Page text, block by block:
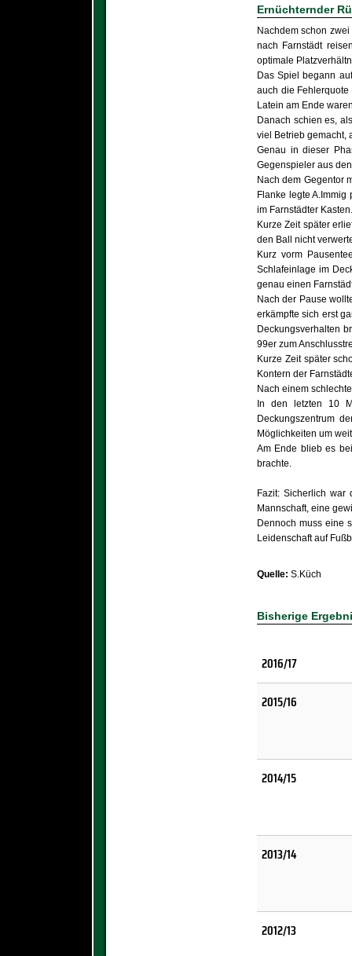
Ernüchternder
Nachdem schon
nach Farnstädt
optimale
Das Spiel begann
auch die
Latein am Ende
Danach schien es,
viel Betrieb gemacht,
Genau in dieser
Gegenspieler aus
Nach dem Gegentor
Flanke legte
im Farnstädter Kasten.
Kurze Zeit später
den Ball nicht
Kurz vorm
Schlafeinlage im
genau einen
Nach der Pause
erkämpfte sich erst
Deckungsverhalten
99er zum
Kurze Zeit später
Kontern der
Nach einem
In den letzten 10
Deckungszentrum
Möglichkeiten um
Am Ende blieb es
brachte.
Fazit: Sicherlich
Mannschaft, eine
Dennoch muss eine
Leidenschaft auf
Quelle: S.Küch
Bisherige
2016/17
2015/16
2014/15
2013/14
2012/13